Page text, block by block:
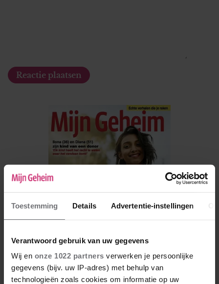
Toestemming Details Advertentie-instellingen
Verantwoord gebruik van uw gegevens
Wij en onze 1022 partners verwerken je persoonlijke
gegevens (bijv. uw IP-adres) met behulp van
technologieën zoals cookies om informatie op uw
De nieuwe Mijn Geheim ligt nu in de winkel